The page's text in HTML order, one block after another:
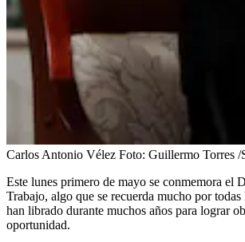
Carlos Antonio Vélez Foto: Guillermo Torres /
Este lunes primero de mayo se conmemora el
Trabajo, algo que se recuerda mucho por todas
han librado durante muchos años para lograr
oportunidad.